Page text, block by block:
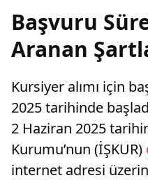
Başvuru
Aranan
Kursiyer alımı için
2025 tarihinde
2 Haziran 2025
Kurumu’nun (İŞKUR)
internet adresi